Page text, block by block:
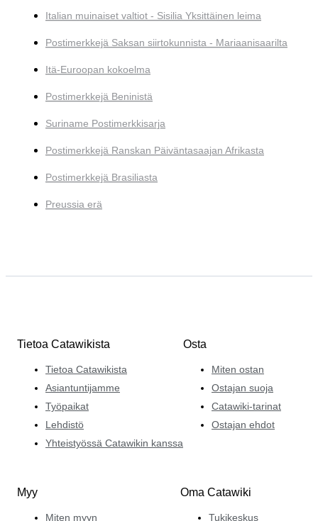
Italian muinaiset valtiot - Sisilia Yksittäinen leima
Postimerkkejä Saksan siirtokunnista - Mariaanisaarilta
Itä-Euroopan kokoelma
Postimerkkejä Beninistä
Suriname Postimerkkisarja
Postimerkkejä Ranskan Päiväntasaajan Afrikasta
Postimerkkejä Brasiliasta
Preussia erä
Tietoa Catawikista
Tietoa Catawikista
Asiantuntijamme
Työpaikat
Lehdistö
Yhteistyössä Catawikin kanssa
Osta
Miten ostan
Ostajan suoja
Catawiki-tarinat
Ostajan ehdot
Myy
Miten myyn
Oma Catawiki
Tukikeskus